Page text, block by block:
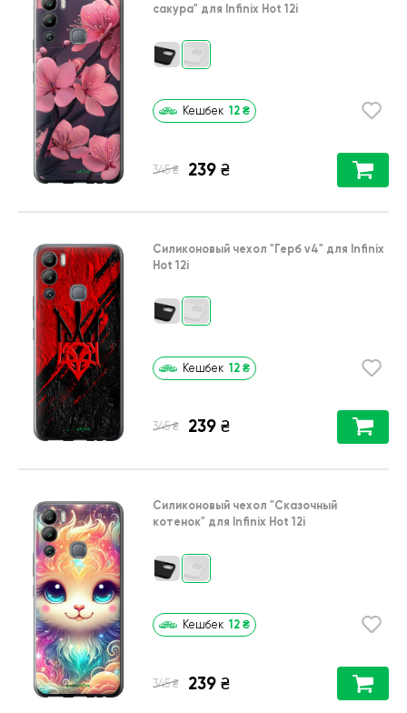
сакура" для Infinix Hot 12i
Кешбек 12 ₴
345 ₴ 239 ₴
Силиконовый чехол "Герб v4" для Infinix
Hot 12i
Кешбек 12 ₴
345 ₴ 239 ₴
Силиконовый чехол "Сказочный
котенок" для Infinix Hot 12i
Кешбек 12 ₴
345 ₴ 239 ₴